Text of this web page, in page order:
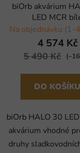
biOrb akvárium
LED MCR
Na objednávku (1-
4 574 Kč
5 490 Kč
DO KOŠÍKU
biOrb HALO 30
akvárium vhodné
druhy